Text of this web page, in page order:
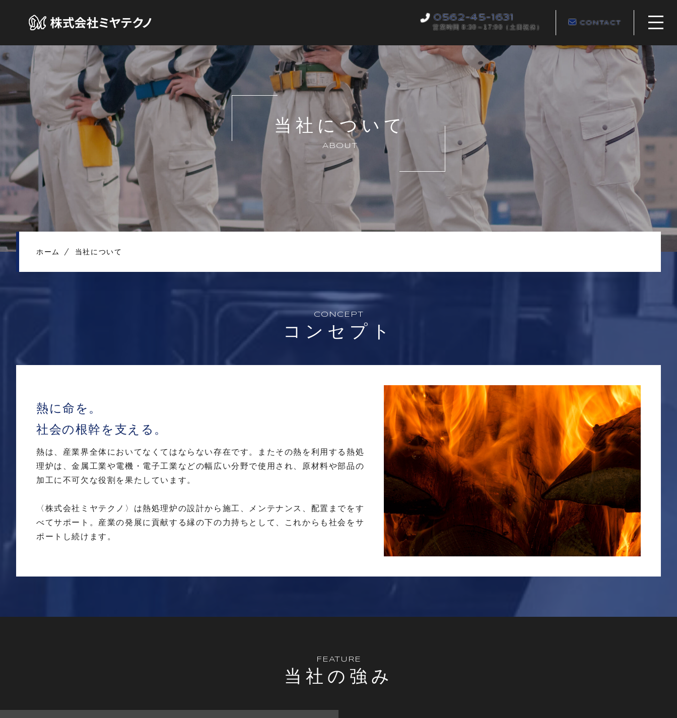
0562-45-1631
営業時間 8:30～17:00（土日祝休）
CONTACT
ホーム
各種製品例
お知らせ
コンテンツ
プライバシーポリシー
当社について
ABOUT
ホーム 当社について
CONCEPT
コンセプト
熱に命を。
社会の根幹を支える。
熱は、産業界全体においてなくてはならない存在です。またその熱を利用する熱処
理炉は、金属工業や電機・電子工業などの幅広い分野で使用され、原材料や部品の
加工に不可欠な役割を果たしています。
〈株式会社ミヤテクノ〉は熱処理炉の設計から施工、メンテナンス、配置までをす
べてサポート。産業の発展に貢献する縁の下の力持ちとして、これからも社会をサ
ポートし続けます。
FEATURE
当社の強み